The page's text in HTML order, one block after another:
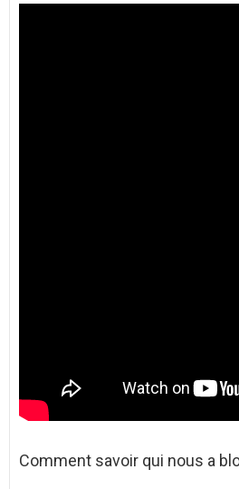
Comment savoir qui nous a